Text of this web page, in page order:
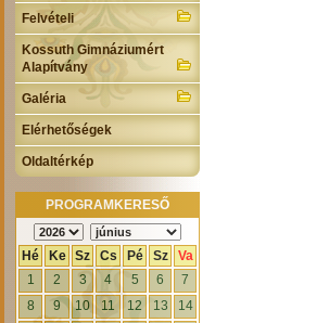
Felvételi
Kossuth Gimnáziumért
Alapítvány
Galéria
Elérhetőségek
Oldaltérkép
PROGRAMKERESŐ
Hé Ke Sz Cs Pé Sz
Va
1
2 3 4 5 6
7
8
9 10 11 12 13
14